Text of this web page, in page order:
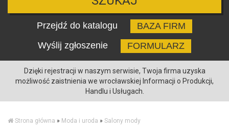
Przejdź do katalogu
BAZA FIRM
Wyślij zgłoszenie
FORMULARZ
Dzięki rejestracji w naszym serwisie, Twoja firma uzyska
możliwość zaistnienia we wrocławskiej Informacji o Produkcji,
Handlu i Usługach.
Strona główna » Moda i uroda » Salony mody